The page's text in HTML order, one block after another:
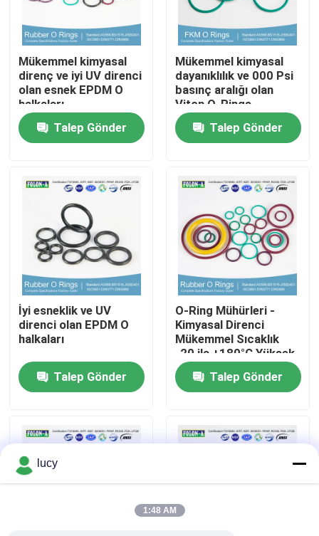
Ana sayfa
VİDEOLAR
Hakkımızda
Fabrika turu
Bize ulaşın
Haberler
Tüm servis talepleri
Mükemmel kimyasal
direnç ve iyi UV direnci
olan esnek EPDM O
halkaları
Talep Gönder
Mükemmel kimyasal
dayanıklılık ve 000 Psi
basınç aralığı olan
Viton O-Rings
Talep Gönder
İyi esneklik ve UV
direnci olan EPDM O
halkaları
Talep Gönder
O-Ring Mühürleri -
Kimyasal Direnci
Mükemmel Sıcaklık
-20 ila +180°C Yüksek
Uzunluk
Talep Gönder
lucy
1:48 AM